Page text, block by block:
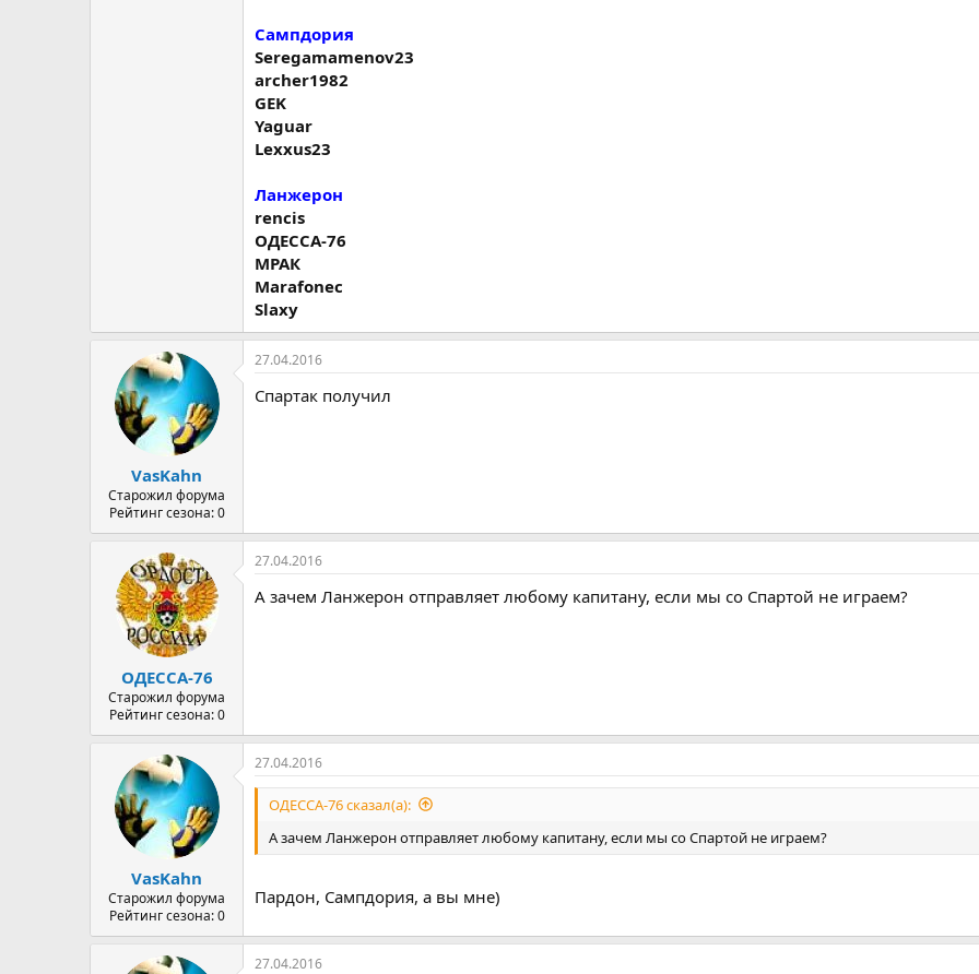
Сампдория
Seregamamenov23
archer1982
GEK
Yaguar
Lexxus23
Ланжерон
rencis
ОДЕССА-76
МРАК
Marafonec
Slaxy
VasKahn
Старожил форума
Рейтинг сезона: 0
27.04.2016
Спартак получил
ОДЕССА-76
Старожил форума
Рейтинг сезона: 0
27.04.2016
А зачем Ланжерон отправляет любому капитану, если мы со Спартой не играем?
VasKahn
Старожил форума
Рейтинг сезона: 0
27.04.2016
ОДЕССА-76 сказал(а):
А зачем Ланжерон отправляет любому капитану, если мы со Спартой не играем?
Пардон, Сампдория, а вы мне)
27.04.2016